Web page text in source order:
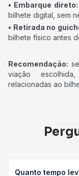
• Embarque direto:
bilhete digital, sem
• Retirada no
bilhete físico antes
Recomendação:
viação
relacionadas ao
Quanto tempo